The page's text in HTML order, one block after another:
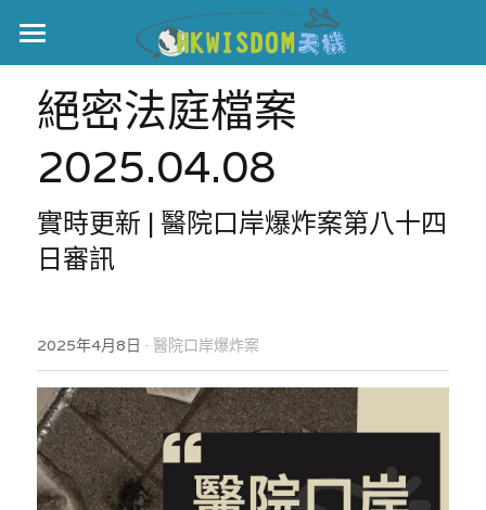
主頁
世界盃
伊美戰爭
黎智英案
正本清源•黎智英案
宏福火災
宏福苑聽證會
宏福火災正視聽
記錄．宏福苑火災
中國
國際
娛樂
絕密法庭檔案
2025.04.08
實時更新 | 醫院口岸爆炸案第八十四
日審訊
2025年4月8日 · 醫院口岸爆炸案